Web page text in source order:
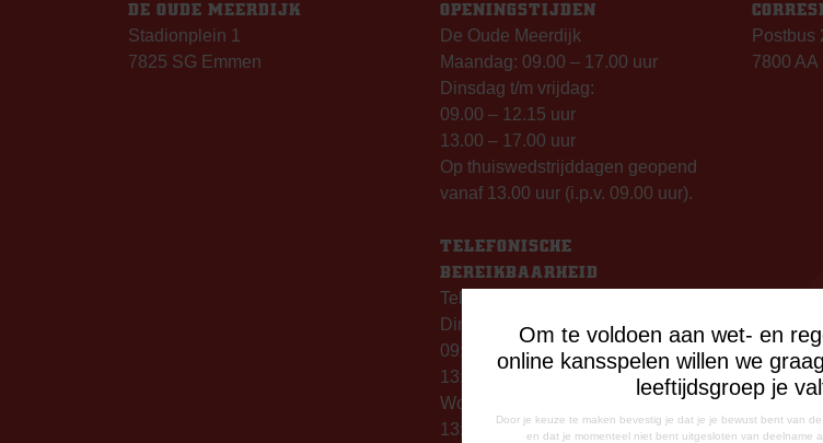
Om te voldoen aan wet- en
online kansspelen willen we
leeftijdsgroep je
Door je keuze te maken bevestig je dat je je bewust bent van
en dat je momenteel niet bent uitgesloten van deelname
DE OUDE MEERDIJK
Stadionplein 1
7825 SG Emmen
OPENINGSTIJDEN
De Oude Meerdijk
Maandag: 09.00 – 17.00 uur
Dinsdag t/m vrijdag:
09.00 – 12.15 uur
13.00 – 17.00 uur
Op thuiswedstrijddagen geopend
vanaf 13.00 uur (i.p.v. 09.00 uur).
TELEFONISCHE
BEREIKBAARHEID
Telefonisch bereikbaar op:
Dinsdag
09:00 - 12:15 uur
13:00 - 17:00 uur
Woensdag
13:00 - 17:00 uur
Postbus
7800 AA